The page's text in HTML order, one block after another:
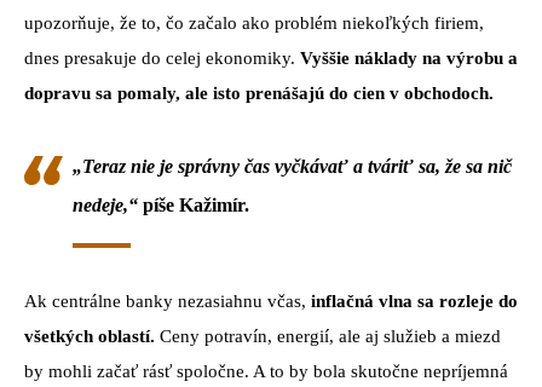
upozorňuje, že to, čo začalo ako problém niekoľkých firiem,
dnes presakuje do celej ekonomiky. Vyššie náklady na výrobu a
dopravu sa pomaly, ale isto prenášajú do cien v obchodoch.
„Teraz nie je správny čas vyčkávať a tváriť sa, že sa nič
nedeje,“ píše Kažimír.
Ak centrálne banky nezasiahnu včas, inflačná vlna sa rozleje do
všetkých oblastí. Ceny potravín, energií, ale aj služieb a miezd
by mohli začať rásť spoločne. A to by bola skutočne nepríjemná